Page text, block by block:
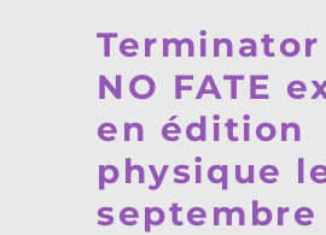
Terminator
NO FATE
en édition
physique
septembre